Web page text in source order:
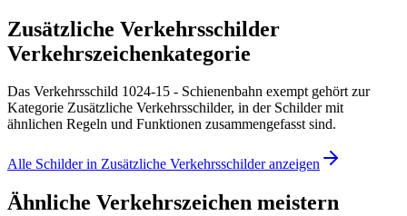
Zusätzliche Verkehrsschilder
Verkehrszeichenkategorie
Das Verkehrsschild 1024-15 - Schienenbahn exempt gehört zur
Kategorie Zusätzliche Verkehrsschilder, in der Schilder mit
ähnlichen Regeln und Funktionen zusammengefasst sind.
Alle Schilder in Zusätzliche Verkehrsschilder anzeigen
Ähnliche Verkehrszeichen meistern